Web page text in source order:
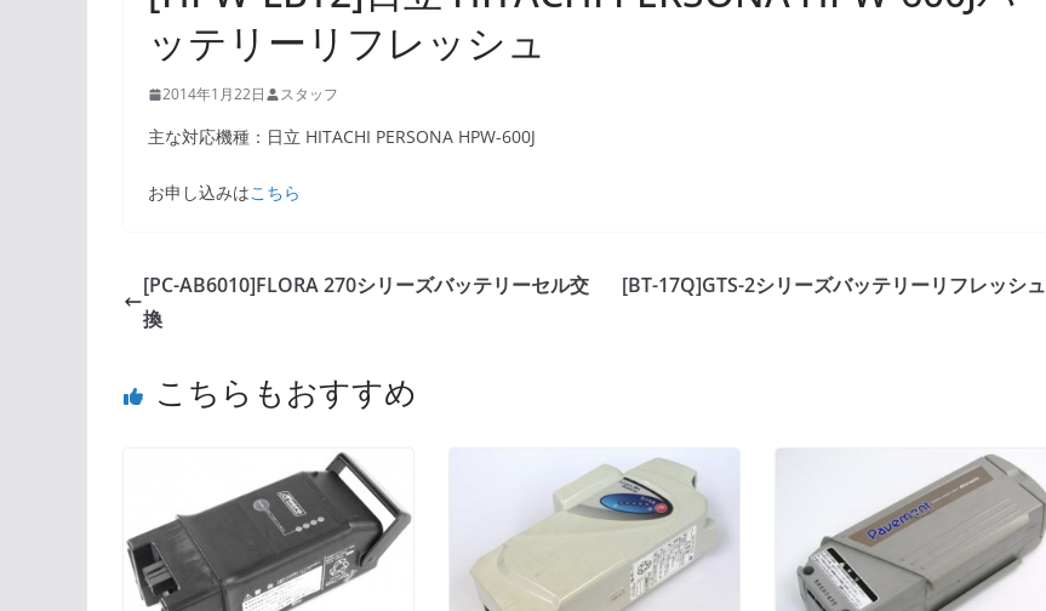
ッテリーリフレッシュ
2014年1月22日 スタッフ
主な対応機種：日立 HITACHI PERSONA HPW-600J
お申し込みはこちら
[PC-AB6010]FLORA 270シリーズバッテリーセル交
換
[BT-17Q]GTS-2シリーズバッテリーリフレッシュ
こちらもおすすめ